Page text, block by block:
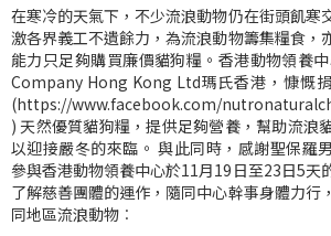
在寒冷的天氣下，不少流浪動物仍在街頭飢寒
激各界義工不遺餘力，為流浪動物籌集糧食，
能力只足夠購買廉價貓狗糧。香港動物領養
Company Hong Kong Ltd瑪氏香港，慷慨
(https://www.facebook.com/
) 天然優質貓狗糧，提供足夠營養，幫助流浪
以迎接嚴冬的來臨。 與此同時，感謝聖保羅
參與香港動物領養中心於11月19日至23日5天
了解慈善團體的運作，隨同中心幹事身體力行
同地區流浪動物︰